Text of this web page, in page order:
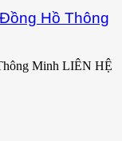
Hồ Thông
Minh LIÊN HỆ